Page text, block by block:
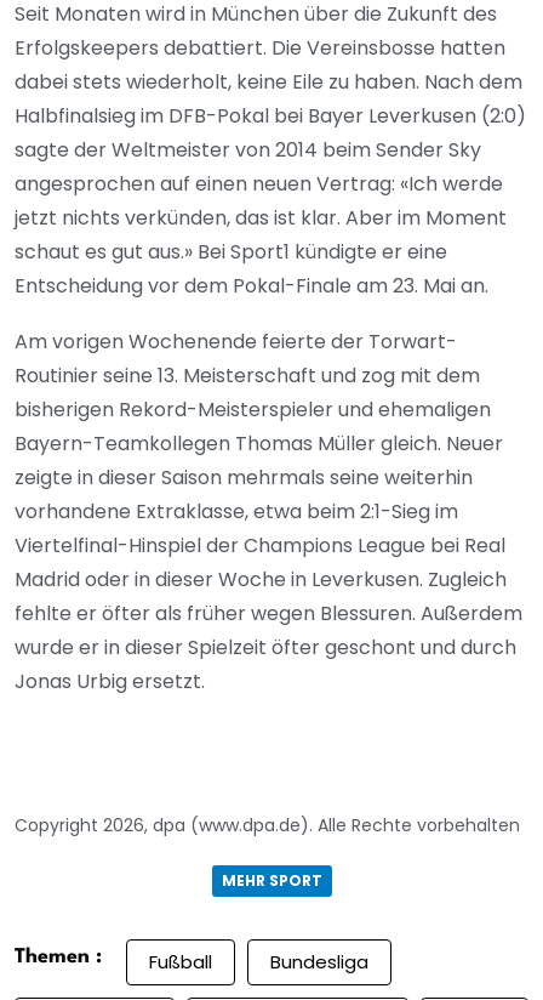
Seit Monaten wird in München über die Zukunft des
Erfolgskeepers debattiert. Die Vereinsbosse hatten
dabei stets wiederholt, keine Eile zu haben. Nach dem
Halbfinalsieg im DFB-Pokal bei Bayer Leverkusen (2:0)
sagte der Weltmeister von 2014 beim Sender Sky
angesprochen auf einen neuen Vertrag: «Ich werde
jetzt nichts verkünden, das ist klar. Aber im Moment
schaut es gut aus.» Bei Sport1 kündigte er eine
Entscheidung vor dem Pokal-Finale am 23. Mai an.
Am vorigen Wochenende feierte der Torwart-
Routinier seine 13. Meisterschaft und zog mit dem
bisherigen Rekord-Meisterspieler und ehemaligen
Bayern-Teamkollegen Thomas Müller gleich. Neuer
zeigte in dieser Saison mehrmals seine weiterhin
vorhandene Extraklasse, etwa beim 2:1-Sieg im
Viertelfinal-Hinspiel der Champions League bei Real
Madrid oder in dieser Woche in Leverkusen. Zugleich
fehlte er öfter als früher wegen Blessuren. Außerdem
wurde er in dieser Spielzeit öfter geschont und durch
Jonas Urbig ersetzt.
Copyright 2026, dpa (www.dpa.de). Alle Rechte vorbehalten
MEHR SPORT
Themen : Fußball Bundesliga